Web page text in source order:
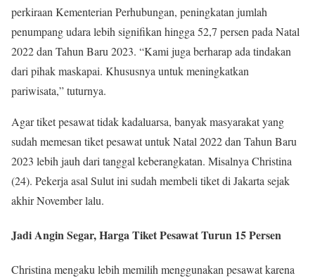
perkiraan Kementerian Perhubungan, peningkatan jumlah
penumpang udara lebih signifikan hingga 52,7 persen pada Natal
2022 dan Tahun Baru 2023. “Kami juga berharap ada tindakan
dari pihak maskapai. Khususnya untuk meningkatkan
pariwisata,” tuturnya.
Agar tiket pesawat tidak kadaluarsa, banyak masyarakat yang
sudah memesan tiket pesawat untuk Natal 2022 dan Tahun Baru
2023 lebih jauh dari tanggal keberangkatan. Misalnya Christina
(24). Pekerja asal Sulut ini sudah membeli tiket di Jakarta sejak
akhir November lalu.
Jadi Angin Segar, Harga Tiket Pesawat Turun 15 Persen
Christina mengaku lebih memilih menggunakan pesawat karena